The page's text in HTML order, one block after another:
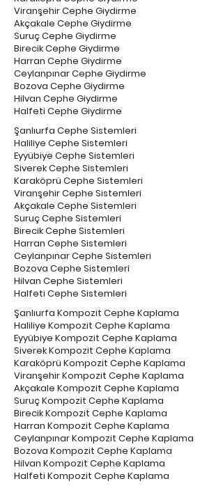
Viranşehir Cephe Giydirme
Akçakale Cephe Giydirme
Suruç Cephe Giydirme
Birecik Cephe Giydirme
Harran Cephe Giydirme
Ceylanpınar Cephe Giydirme
Bozova Cephe Giydirme
Hilvan Cephe Giydirme
Halfeti Cephe Giydirme
Şanlıurfa Cephe Sistemleri
Haliliye Cephe Sistemleri
Eyyübiye Cephe Sistemleri
Siverek Cephe Sistemleri
Karaköprü Cephe Sistemleri
Viranşehir Cephe Sistemleri
Akçakale Cephe Sistemleri
Suruç Cephe Sistemleri
Birecik Cephe Sistemleri
Harran Cephe Sistemleri
Ceylanpınar Cephe Sistemleri
Bozova Cephe Sistemleri
Hilvan Cephe Sistemleri
Halfeti Cephe Sistemleri
Şanlıurfa Kompozit Cephe Kaplama
Haliliye Kompozit Cephe Kaplama
Eyyübiye Kompozit Cephe Kaplama
Siverek Kompozit Cephe Kaplama
Karaköprü Kompozit Cephe Kaplama
Viranşehir Kompozit Cephe Kaplama
Akçakale Kompozit Cephe Kaplama
Suruç Kompozit Cephe Kaplama
Birecik Kompozit Cephe Kaplama
Harran Kompozit Cephe Kaplama
Ceylanpınar Kompozit Cephe Kaplama
Bozova Kompozit Cephe Kaplama
Hilvan Kompozit Cephe Kaplama
Halfeti Kompozit Cephe Kaplama